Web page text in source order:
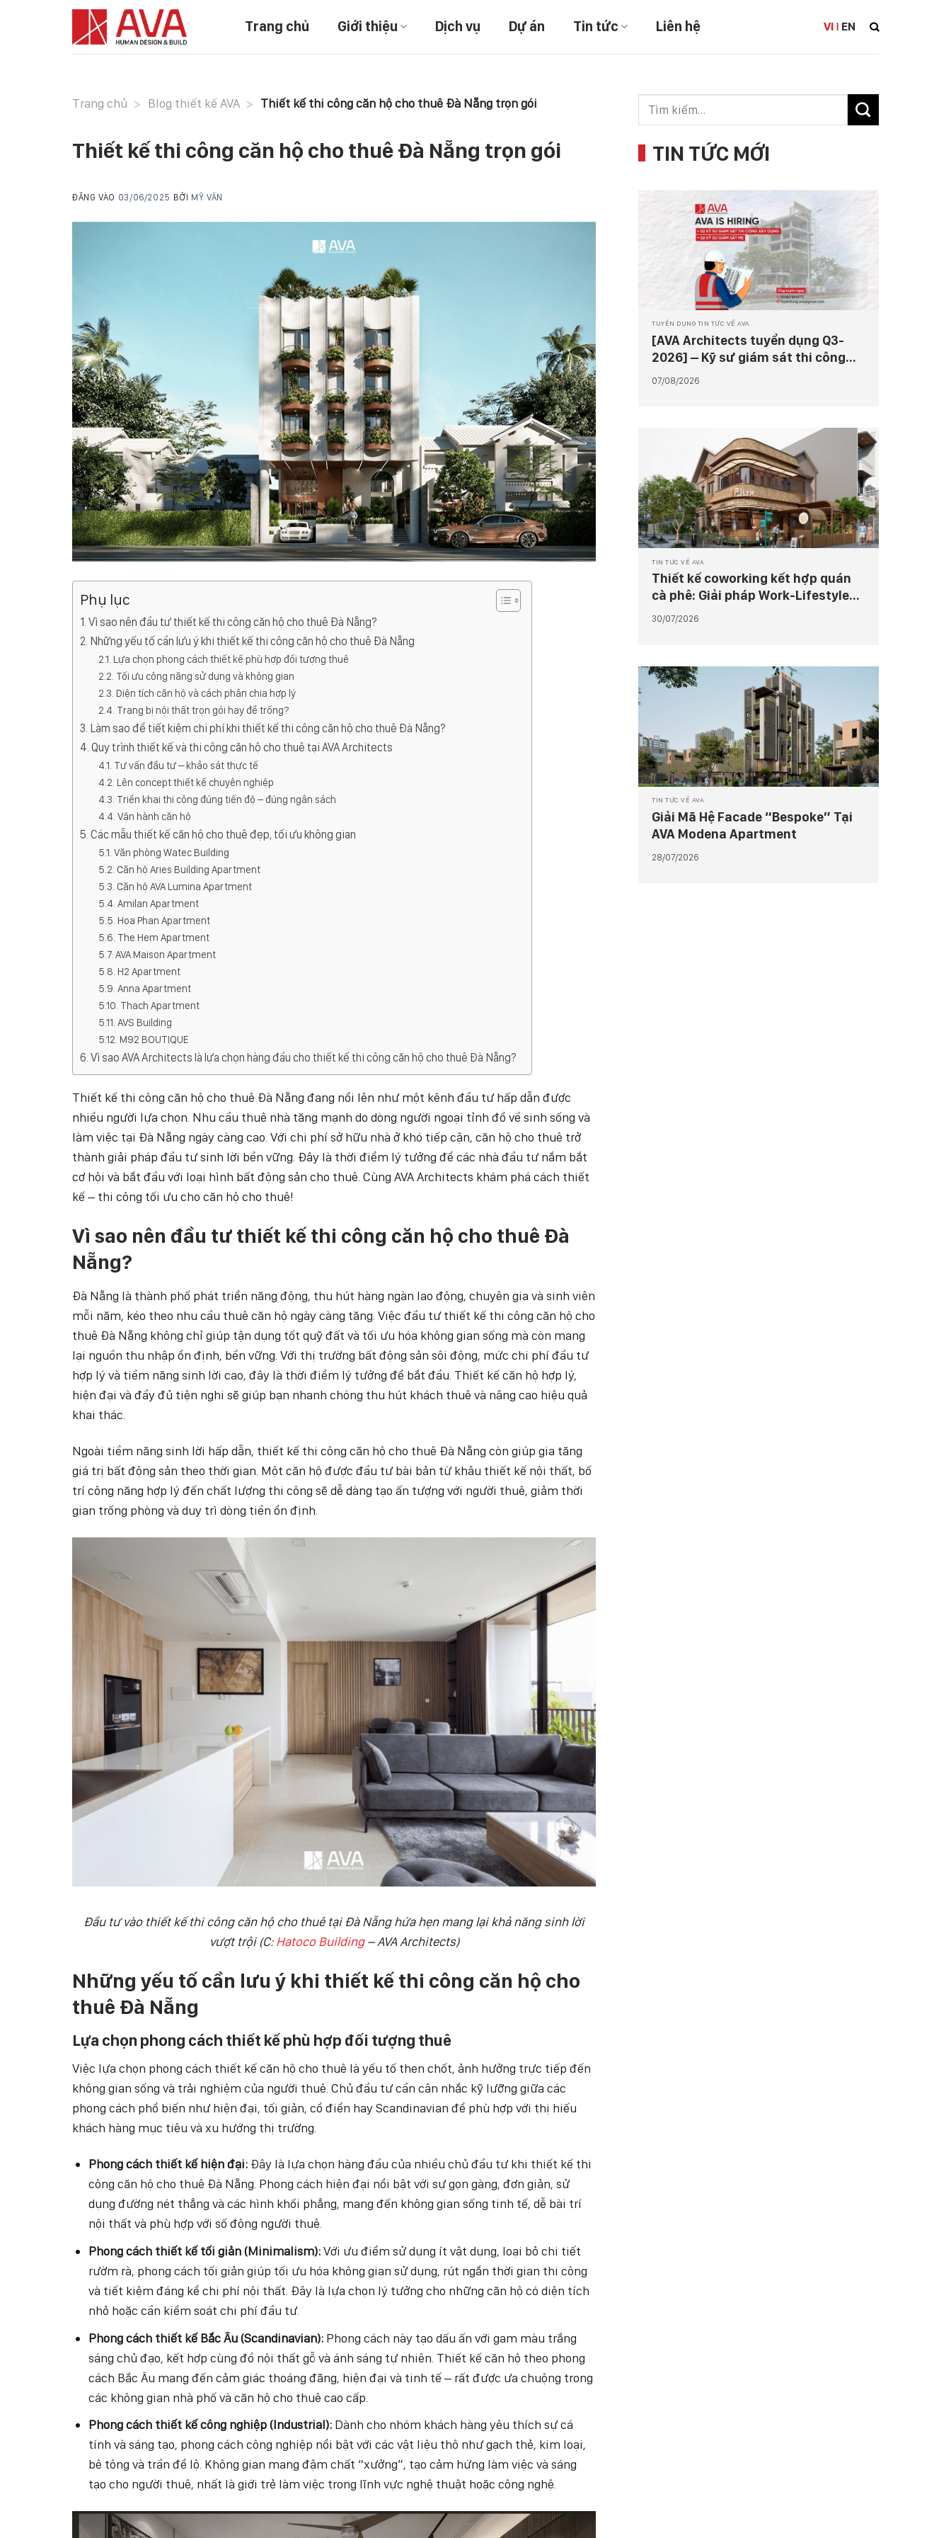
Trang chủ Giới thiệu Dịch vụ Dự án Tin tức Liên hệ VI | EN
Trang chủ > Blog thiết kế AVA > Thiết kế thi công căn hộ cho thuê Đà Nẵng trọn gói
Thiết kế thi công căn hộ cho thuê Đà Nẵng trọn gói
ĐĂNG VÀO 03/06/2025 BỞI MỸ VÂN
Phụ lục
Vì sao nên đầu tư thiết kế thi công căn hộ cho thuê Đà Nẵng?
Những yếu tố cần lưu ý khi thiết kế thi công căn hộ cho thuê Đà Nẵng
Lựa chọn phong cách thiết kế phù hợp đối tượng thuê
Tối ưu công năng sử dụng và không gian
Diện tích căn hộ và cách phân chia hợp lý
Trang bị nội thất trọn gói hay để trống?
Làm sao để tiết kiệm chi phí khi thiết kế thi công căn hộ cho thuê Đà Nẵng?
Quy trình thiết kế và thi công căn hộ cho thuê tại AVA Architects
Tư vấn đầu tư – khảo sát thực tế
Lên concept thiết kế chuyên nghiệp
Triển khai thi công đúng tiến độ – đúng ngân sách
Vận hành căn hộ
Các mẫu thiết kế căn hộ cho thuê đẹp, tối ưu không gian
Văn phòng Watec Building
Căn hộ Aries Building Apartment
Căn hộ AVA Lumina Apartment
Amilan Apartment
Hoa Phan Apartment
The Hem Apartment
AVA Maison Apartment
H2 Apartment
Anna Apartment
Thach Apartment
AVS Building
M92 BOUTIQUE
Vì sao AVA Architects là lựa chọn hàng đầu cho thiết kế thi công căn hộ cho thuê Đà Nẵng?
Thiết kế thi công căn hộ cho thuê Đà Nẵng đang nổi lên như một kênh đầu tư hấp dẫn được
nhiều người lựa chọn. Nhu cầu thuê nhà tăng mạnh do dòng người ngoại tỉnh đổ về sinh sống và
làm việc tại Đà Nẵng ngày càng cao. Với chi phí sở hữu nhà ở khó tiếp cận, căn hộ cho thuê trở
thành giải pháp đầu tư sinh lời bền vững. Đây là thời điểm lý tưởng để các nhà đầu tư nắm bắt
cơ hội và bắt đầu với loại hình bất động sản cho thuê. Cùng AVA Architects khám phá cách thiết
kế – thi công tối ưu cho căn hộ cho thuê!
Vì sao nên đầu tư thiết kế thi công căn hộ cho thuê Đà
Nẵng?
Đà Nẵng là thành phố phát triển năng động, thu hút hàng ngàn lao động, chuyên gia và sinh viên
mỗi năm, kéo theo nhu cầu thuê căn hộ ngày càng tăng. Việc đầu tư thiết kế thi công căn hộ cho
thuê Đà Nẵng không chỉ giúp tận dụng tốt quỹ đất và tối ưu hóa không gian sống mà còn mang
lại nguồn thu nhập ổn định, bền vững. Với thị trường bất động sản sôi động, mức chi phí đầu tư
hợp lý và tiềm năng sinh lời cao, đây là thời điểm lý tưởng để bắt đầu. Thiết kế căn hộ hợp lý,
hiện đại và đầy đủ tiện nghi sẽ giúp bạn nhanh chóng thu hút khách thuê và nâng cao hiệu quả
khai thác.
Ngoài tiềm năng sinh lời hấp dẫn, thiết kế thi công căn hộ cho thuê Đà Nẵng còn giúp gia tăng
giá trị bất động sản theo thời gian. Một căn hộ được đầu tư bài bản từ khâu thiết kế nội thất, bố
trí công năng hợp lý đến chất lượng thi công sẽ dễ dàng tạo ấn tượng với người thuê, giảm thời
gian trống phòng và duy trì dòng tiền ổn định.
Đầu tư vào thiết kế thi công căn hộ cho thuê tại Đà Nẵng hứa hẹn mang lại khả năng sinh lời
vượt trội (C:Hatoco Building– AVA Architects)
Những yếu tố cần lưu ý khi thiết kế thi công căn hộ cho
thuê Đà Nẵng
Lựa chọn phong cách thiết kế phù hợp đối tượng thuê
Việc lựa chọn phong cách thiết kế căn hộ cho thuê là yếu tố then chốt, ảnh hưởng trực tiếp đến
không gian sống và trải nghiệm của người thuê. Chủ đầu tư cần cân nhắc kỹ lưỡng giữa các
phong cách phổ biến như hiện đại, tối giản, cổ điển hay Scandinavian để phù hợp với thị hiếu
khách hàng mục tiêu và xu hướng thị trường.
Phong cách thiết kế hiện đại: Đây là lựa chọn hàng đầu của nhiều chủ đầu tư khi thiết kế thi
công căn hộ cho thuê Đà Nẵng. Phong cách hiện đại nổi bật với sự gọn gàng, đơn giản, sử
dụng đường nét thẳng và các hình khối phẳng, mang đến không gian sống tinh tế, dễ bài trí
nội thất và phù hợp với số đông người thuê.
Phong cách thiết kế tối giản (Minimalism):Với ưu điểm sử dụng ít vật dụng, loại bỏ chi tiết
rườm rà, phong cách tối giản giúp tối ưu hóa không gian sử dụng, rút ngắn thời gian thi công
và tiết kiệm đáng kể chi phí nội thất. Đây là lựa chọn lý tưởng cho những căn hộ có diện tích
nhỏ hoặc cần kiểm soát chi phí đầu tư.
Phong cách thiết kế Bắc Âu (Scandinavian): Phong cách này tạo dấu ấn với gam màu trắng
sáng chủ đạo, kết hợp cùng đồ nội thất gỗ và ánh sáng tự nhiên. Thiết kế căn hộ theo phong
cách Bắc Âu mang đến cảm giác thoáng đãng, hiện đại và tinh tế – rất được ưa chuộng trong
các không gian nhà phố và căn hộ cho thuê cao cấp.
Phong cách thiết kế công nghiệp (Industrial): Dành cho nhóm khách hàng yêu thích sự cá
tính và sáng tạo, phong cách công nghiệp nổi bật với các vật liệu thô như gạch thẻ, kim loại,
bê tông và trần để lộ. Không gian mang đậm chất “xưởng”, tạo cảm hứng làm việc và sáng
tạo cho người thuê, nhất là giới trẻ làm việc trong lĩnh vực nghệ thuật hoặc công nghệ.
TIN TỨC MỚI
TUYỂN DỤNG TIN TỨC VỀ AVA
[AVA Architects tuyển dụng Q3-
2026] – Kỹ sư giám sát thi công
công trình
07/08/2026
TIN TỨC VỀ AVA
Thiết kế coworking kết hợp quán
cà phê: Giải pháp Work-Lifestyle
tại Flux Coworking 2
30/07/2026
TIN TỨC VỀ AVA
Giải Mã Hệ Facade “Bespoke” Tại
AVA Modena Apartment
28/07/2026